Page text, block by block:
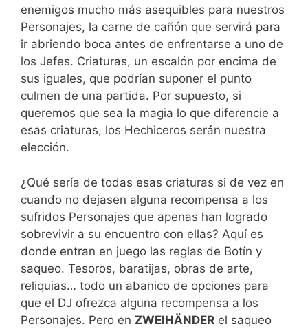
enemigos mucho más asequibles para nuestros
Personajes, la carne de cañón que servirá para
ir abriendo boca antes de enfrentarse a uno de
los Jefes. Criaturas, un escalón por encima de
sus iguales, que podrían suponer el punto
culmen de una partida. Por supuesto, si
queremos que sea la magia lo que diferencie a
esas criaturas, los Hechiceros serán nuestra
elección.
¿Qué sería de todas esas criaturas si de vez en
cuando no dejasen alguna recompensa a los
sufridos Personajes que apenas han logrado
sobrevivir a su encuentro con ellas? Aquí es
donde entran en juego las reglas de Botín y
saqueo. Tesoros, baratijas, obras de arte,
reliquias… todo un abanico de opciones para
que el DJ ofrezca alguna recompensa a los
Personajes. Pero en ZWEIHÄNDER el saqueo